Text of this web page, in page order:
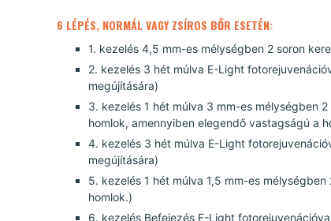
6 LÉPÉS, NORMÁL VAGY ZSÍROS BŐR ESETÉN:
1. kezelés 4,5 mm-es mélységben 2 soron
2. kezelés 3 hét múlva E-Light
megújítására)
3. kezelés 1 hét múlva 3 mm-es mélységben
homlok, amennyiben elegendő vastagságú a
4. kezelés 3 hét múlva E-Light
megújítására)
5. kezelés 1 hét múlva 1,5 mm-es
homlok.)
6. kezelés Befejezés E-Light